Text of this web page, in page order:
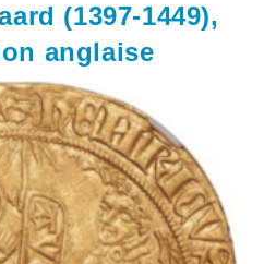
(1397-1449),
anglaise